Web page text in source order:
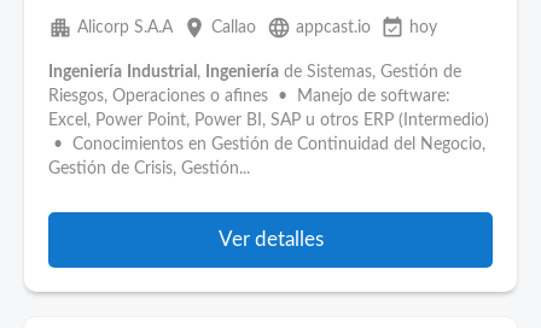
apartment Alicorp S.A.A place Callao language appcast.io event_available hoy
Ingeniería Industrial , Ingeniería de Sistemas, Gestión de
Riesgos, Operaciones o afines • Manejo de software:
Excel, Power Point, Power BI, SAP u otros ERP (Intermedio)
• Conocimientos en Gestión de Continuidad del Negocio,
Gestión de Crisis, Gestión...
Ver detalles